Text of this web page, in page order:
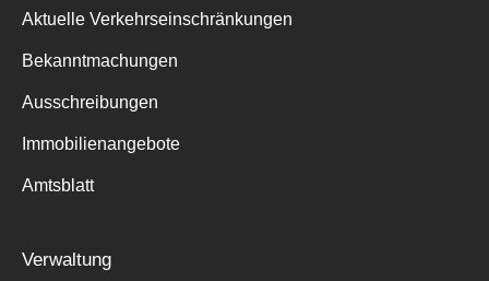
Suche
Aktuelle Verkehrseinschränkungen
Bekanntmachungen
Ausschreibungen
Immobilienangebote
Amtsblatt
Verwaltung